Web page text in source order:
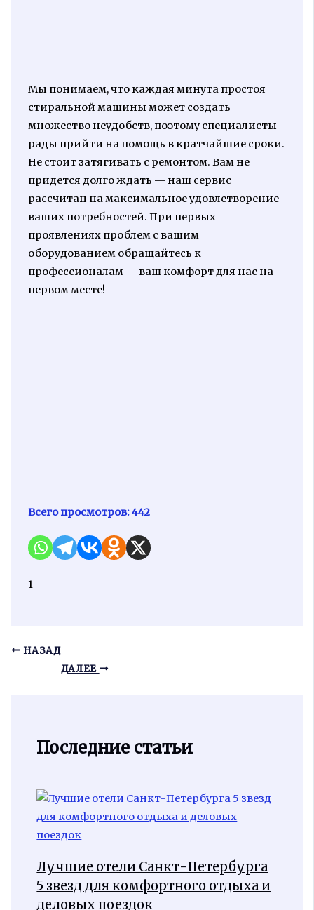
Мы понимаем, что каждая минута простоя
стиральной машины может создать
множество неудобств, поэтому специалисты
рады прийти на помощь в кратчайшие сроки.
Не стоит затягивать с ремонтом. Вам не
придется долго ждать — наш сервис
рассчитан на максимальное удовлетворение
ваших потребностей. При первых
проявлениях проблем с вашим
оборудованием обращайтесь к
профессионалам — ваш комфорт для нас на
первом месте!
Всего просмотров:442
1
НАЗАД
ДАЛЕЕ
Последние статьи
Лучшие отели Санкт-Петербурга
5 звезд для комфортного отдыха и
деловых поездок